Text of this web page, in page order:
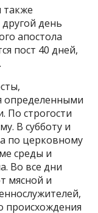
также
день
апостола
пост 40 дней,
определенными
По строгости
В субботу и
по церковному
среды и
Во все дни
мясной и
происхождения